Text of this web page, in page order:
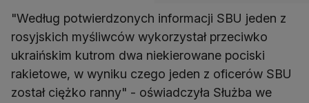
"Według potwierdzonych informacji SBU jeden z
rosyjskich myśliwców wykorzystał przeciwko
ukraińskim kutrom dwa niekierowane pociski
rakietowe, w wyniku czego jeden z oficerów SBU
został ciężko ranny" - oświadczyła Służba we